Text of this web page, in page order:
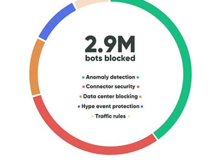
ROI計算ツール
Ebooks & ガイド(英語)
ビデオ(英語)